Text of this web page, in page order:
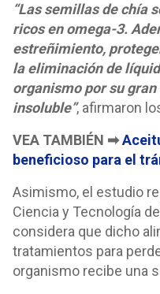
“Las semillas de chía
ricos en omega-3.
estreñimiento,
la eliminación de
organismo por su
insoluble”, afirmaron
VEA TAMBIÉN ➡
beneficioso para el
Asimismo, el estudio
Ciencia y Tecnología
considera que dicho
tratamientos para
organismo recibe una